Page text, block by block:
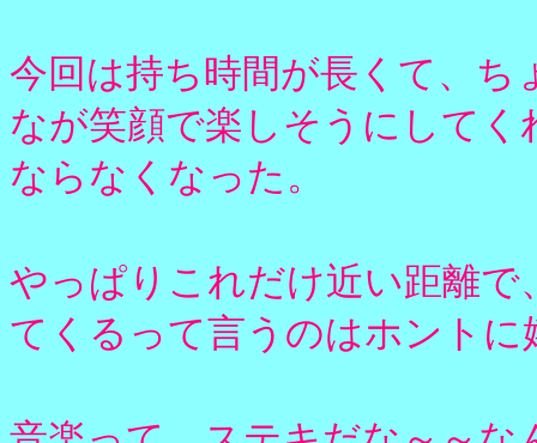
今回は持ち時間が長くて、
なが笑顔で楽しそうにして
ならなくなった。
やっぱりこれだけ近い距離
てくるって言うのはホントに